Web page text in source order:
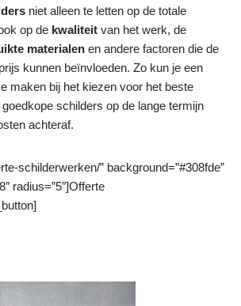
niet alleen te letten op de totale
op de kwaliteit van het werk, de
materialen en andere factoren die de
kunnen beïnvloeden. Zo kun je een
maken bij het kiezen voor het beste
schilders op de lange termijn
achteraf.
schilderwerken/” background=”#308fde”
radius=”5″]Offerte